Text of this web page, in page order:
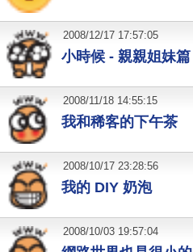
小時候 - 親親姐妹篇
2008/12/17 17:57:05
我和稀客的下午茶
2008/11/18 14:55:15
我的 DIY 奶泡
2008/10/17 23:28:56
2008/10/03 19:57:04